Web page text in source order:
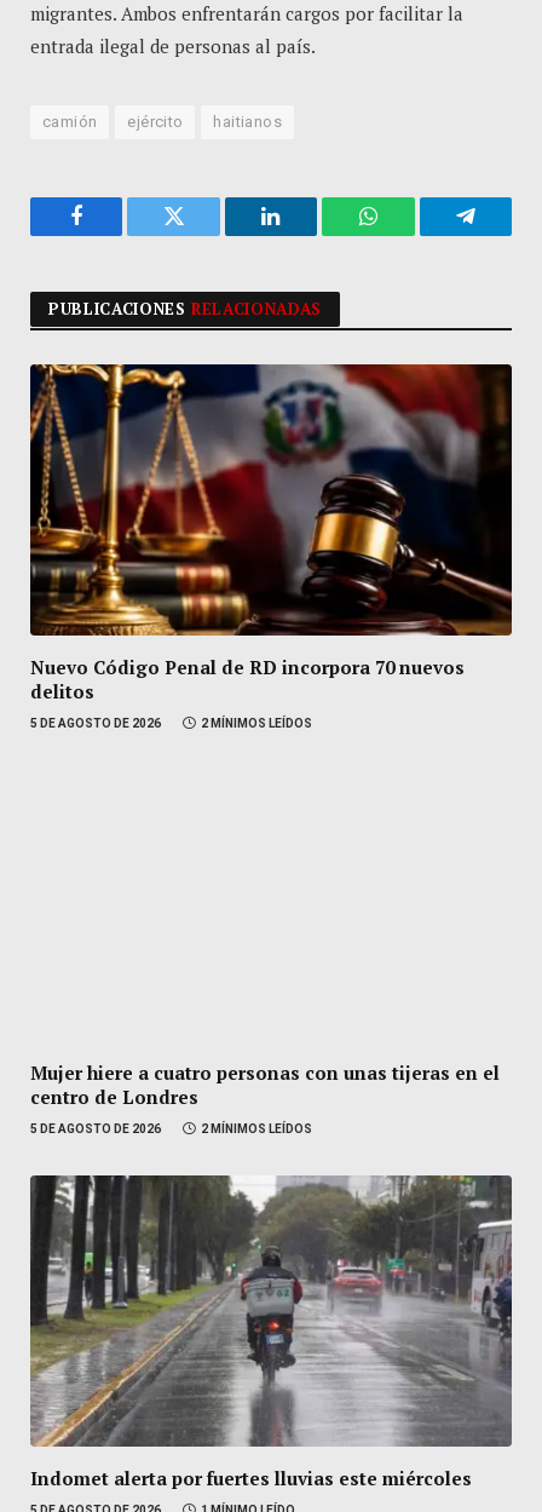
migrantes. Ambos enfrentarán cargos por facilitar la
entrada ilegal de personas al país.
camión ejército haitianos
Facebook Twitter LinkedIn WhatsApp
PUBLICACIONESRELACIONADAS
Nuevo Código Penal de RD incorpora 70 nuevos
delitos
5 DE AGOSTO DE 2026 2 MÍNIMOS LEÍDOS
Mujer hiere a cuatro personas con unas tijeras en el
centro de Londres
5 DE AGOSTO DE 2026 2 MÍNIMOS LEÍDOS
Indomet alerta por fuertes lluvias este miércoles